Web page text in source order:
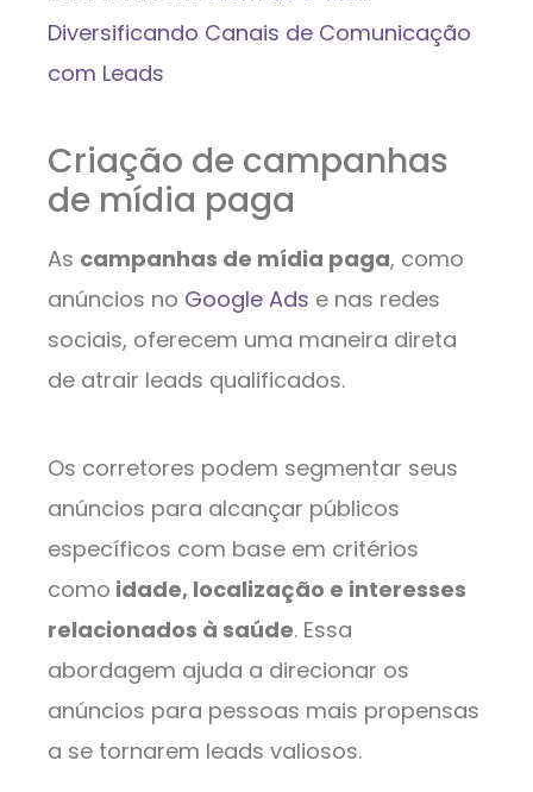
Diversificando Canais de Comunicação
com Leads
Criação de campanhas
de mídia paga
As campanhas de mídia paga, como
anúncios no Google Ads e nas redes
sociais, oferecem uma maneira direta
de atrair leads qualificados.
Os corretores podem segmentar seus
anúncios para alcançar públicos
específicos com base em critérios
como idade, localização e interesses
relacionados à saúde. Essa
abordagem ajuda a direcionar os
anúncios para pessoas mais propensas
a se tornarem leads valiosos.